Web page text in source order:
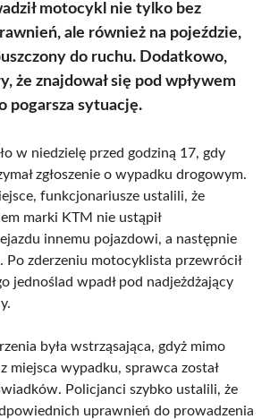
motocykl nie tylko bez
ale również na pojeździe,
do ruchu. Dodatkowo,
że znajdował się pod wpływem
pogarsza sytuację.
w niedzielę przed godziną 17, gdy
zgłoszenie o wypadku drogowym.
funkcjonariusze ustalili, że
marki KTM nie ustąpił
innemu pojazdowi, a następnie
Po zderzeniu motocyklista przewrócił
jednoślad wpadł pod nadjeżdżający
była wstrząsająca, gdyż mimo
miejsca wypadku, sprawca został
Policjanci szybko ustalili, że
uprawnień do prowadzenia